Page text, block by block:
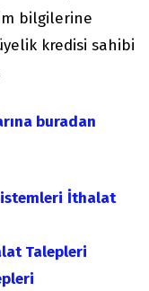
bilgilerine
kredisi sahibi
buradan
İthalat
Talepleri